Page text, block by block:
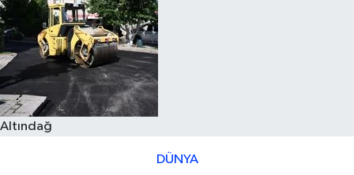
Altındağ
DÜNYA